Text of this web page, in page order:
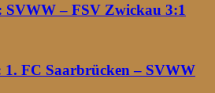
SVWW – FSV Zwickau 3:1
1. FC Saarbrücken – SVWW